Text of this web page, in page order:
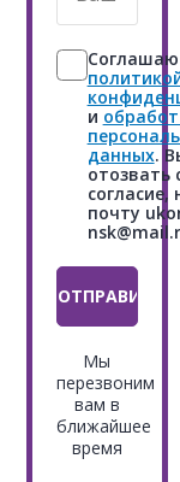
*Согласие
*
и
данных.
отозвать
согласие,
почту